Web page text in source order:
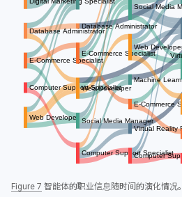
Figure 7 智能体的职业信息随时间的演化情况。